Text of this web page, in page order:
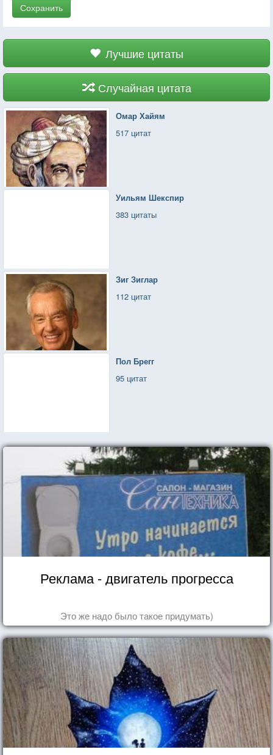
Сохранить
Лучшие цитаты
Случайная цитата
Омар Хайям
517 цитат
Уильям Шекспир
383 цитаты
Зиг Зиглар
112 цитат
Пол Брегг
95 цитат
Реклама - двигатель прогресса
Это же надо было такое придумать)